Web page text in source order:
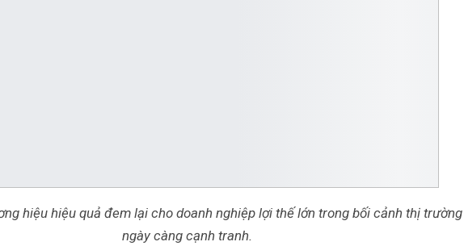
hiệu hiệu quả đem lại cho doanh nghiệp lợi thế lớn trong bối cảnh thị trường
ngày càng cạnh tranh.